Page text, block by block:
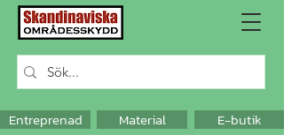
Entreprenad Material E-butik